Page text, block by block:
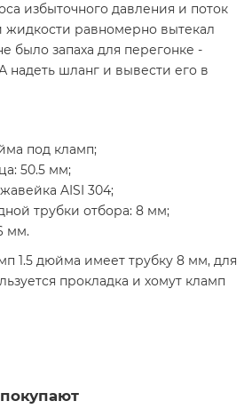
избыточного давления и поток
жидкости равномерно вытекал
было запаха для перегонке -
надеть шланг и вывести его в
под кламп;
50.5 мм;
AISI 304;
трубки отбора: 8 мм;
мм.
1.5 дюйма имеет трубку 8 мм, для
прокладка и хомут кламп